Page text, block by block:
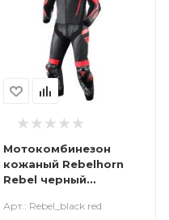
Мотокомбинезон
кожаный Rebelhorn
Rebel черный
Арт.: Rebel_black red